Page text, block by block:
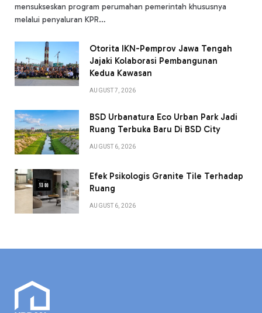
mensukseskan program perumahan pemerintah khususnya
melalui penyaluran KPR…
Otorita IKN-Pemprov Jawa Tengah
Jajaki Kolaborasi Pembangunan
Kedua Kawasan
AUGUST 7, 2026
BSD Urbanatura Eco Urban Park Jadi
Ruang Terbuka Baru Di BSD City
AUGUST 6, 2026
Efek Psikologis Granite Tile Terhadap
Ruang
AUGUST 6, 2026